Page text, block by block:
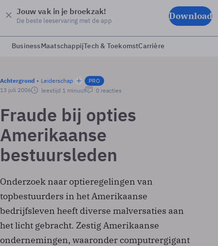
Jouw vak in je broekzak!
De beste leeservaring met de app Download
BusinessMaatschappijTech & ToekomstCarrière
Achtergrond Leiderschap
PRO
13 juli 2006
leestijd 1 minuut 0 reacties
Fraude bij opties
Amerikaanse
bestuursleden
Onderzoek naar optieregelingen van
topbestuurders in het Amerikaanse
bedrijfsleven heeft diverse malversaties aan
het licht gebracht. Zestig Amerikaanse
ondernemingen, waaronder computrergigant